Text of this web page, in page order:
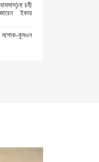
চহী
ইকায়
মপোক-কুমওন